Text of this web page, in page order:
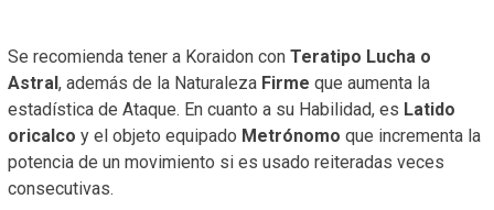
Se recomienda tener a Koraidon con Teratipo Lucha o
Astral, además de la Naturaleza Firme que aumenta la
estadística de Ataque. En cuanto a su Habilidad, es Latido
oricalco y el objeto equipado Metrónomo que incrementa la
potencia de un movimiento si es usado reiteradas veces
consecutivas.